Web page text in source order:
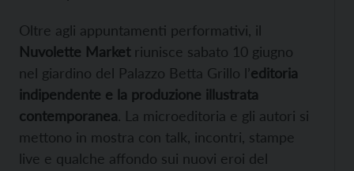
Oltre agli appuntamenti performativi, il
Nuvolette Marketriunisce sabato 10 giugno
nel giardino del Palazzo Betta Grillo l’editoria
indipendente e la produzione illustrata
contemporanea. La microeditoria e gli autori si
mettono in mostra con talk, incontri, stampe
live e qualche affondo sui nuovi eroi del